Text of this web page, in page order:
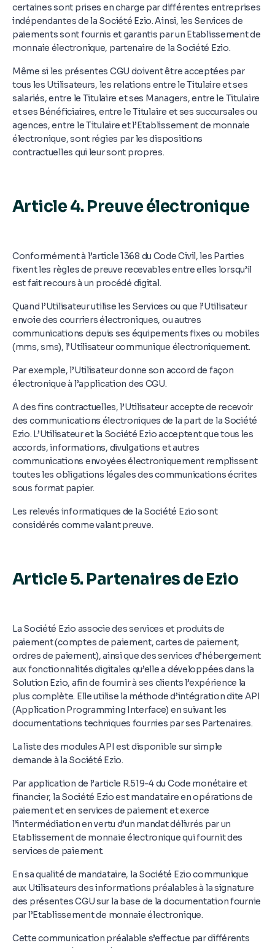
certaines sont prises en charge par différentes entreprises
indépendantes de la Société Ezio. Ainsi, les Services de
paiements sont fournis et garantis par un Etablissement de
monnaie électronique, partenaire de la Société Ezio.
Même si les présentes CGU doivent être acceptées par
tous les Utilisateurs, les relations entre le Titulaire et ses
salariés, entre le Titulaire et ses Managers, entre le Titulaire
et ses Bénéficiaires, entre le Titulaire et ses succursales ou
agences, entre le Titulaire et l’Etablissement de monnaie
électronique, sont régies par les dispositions
contractuelles qui leur sont propres.
Article 4. Preuve électronique
Conformément à l’article 1368 du Code Civil, les Parties
fixent les règles de preuve recevables entre elles lorsqu’il
est fait recours à un procédé digital.
Quand l’Utilisateur utilise les Services ou que l’Utilisateur
envoie des courriers électroniques, ou autres
communications depuis ses équipements fixes ou mobiles
(mms, sms), l’Utilisateur communique électroniquement.
Par exemple, l’Utilisateur donne son accord de façon
électronique à l’application des CGU.
A des fins contractuelles, l’Utilisateur accepte de recevoir
des communications électroniques de la part de la Société
Ezio. L’Utilisateur et la Société Ezio acceptent que tous les
accords, informations, divulgations et autres
communications envoyées électroniquement remplissent
toutes les obligations légales des communications écrites
sous format papier.
Les relevés informatiques de la Société Ezio sont
considérés comme valant preuve.
Article 5. Partenaires de Ezio
La Société Ezio associe des services et produits de
paiement (comptes de paiement, cartes de paiement,
ordres de paiement), ainsi que des services d’hébergement
aux fonctionnalités digitales qu’elle a développées dans la
Solution Ezio, afin de fournir à ses clients l’expérience la
plus complète. Elle utilise la méthode d’intégration dite API
(Application Programming Interface) en suivant les
documentations techniques fournies par ses Partenaires.
La liste des modules API est disponible sur simple
demande à la Société Ezio.
Par application de l’article R.519-4 du Code monétaire et
financier, la Société Ezio est mandataire en opérations de
paiement et en services de paiement et exerce
l’intermédiation en vertu d’un mandat délivrés par un
Etablissement de monnaie électronique qui fournit des
services de paiement.
En sa qualité de mandataire, la Société Ezio communique
aux Utilisateurs des informations préalables à la signature
des présentes CGU sur la base de la documentation fournie
par l’Etablissement de monnaie électronique.
Cette communication préalable s’effectue par différents